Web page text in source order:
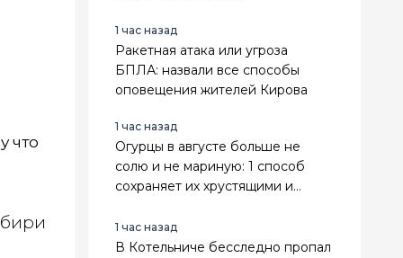
что
1 час назад
Ракетная атака или угроза
БПЛА: назвали все способы
оповещения жителей Кирова
1 час назад
Огурцы в августе больше не
солю и не мариную: 1 способ
сохраняет их хрустящими и
1 час назад
В Котельниче бесследно пропал